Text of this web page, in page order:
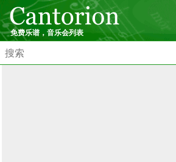
免费乐谱，音乐会列表